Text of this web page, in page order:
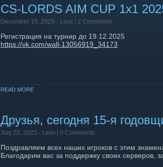
CS-LORDS AIM CUP 1x1
December 16, 2025 - Lexx | 2 Comments
Регистрация на турнир до 19.12.2025
https://vk.com/wall-13056919_34173
READ MORE
Друзья, сегодня 15-я
July 25, 2022 - Lexx | 0 Comments
Поздравляем всех наших игроков с этим
Благодарим вас за поддержку своих серверов,